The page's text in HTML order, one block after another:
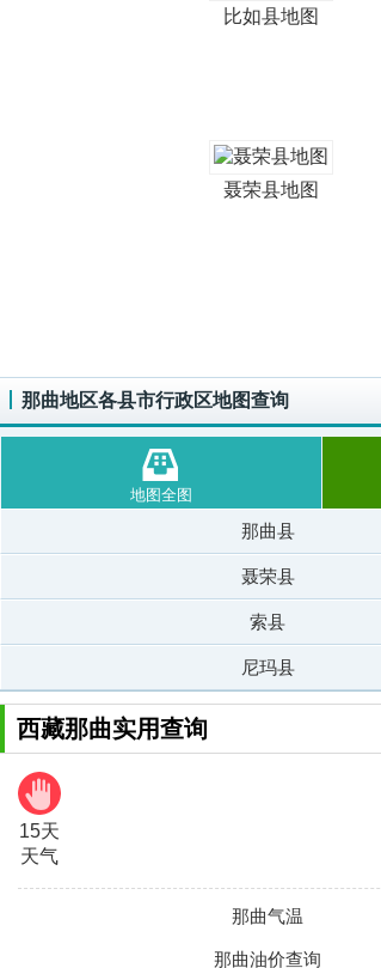
比如县地图
聂荣县地图
那曲地区各县市行政区地图查询
地图全图
那曲县
聂荣县
索县
尼玛县
西藏那曲实用查询
15天
天气
那曲气温
那曲油价查询